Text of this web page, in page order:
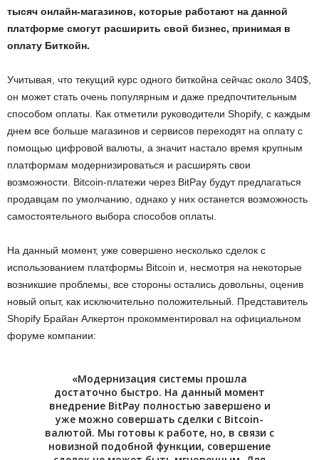
тысяч онлайн-магазинов, которые работают на данной
платформе смогут расширить свой бизнес, принимая в
оплату Биткойн.
Учитывая, что текущий курс одного биткойна сейчас около 340$,
он может стать очень популярным и даже предпочтительным
способом оплаты. Как отметили руководители Shopify, с каждым
днем все больше магазинов и сервисов переходят на оплату с
помощью цифровой валюты, а значит настало время крупным
платформам модернизироваться и расширять свои
возможности. Bitcoin-платежи через BitPay будут предлагаться
продавцам по умолчанию, однако у них останется возможность
самостоятельного выбора способов оплаты.
На данный момент, уже совершено несколько сделок с
использованием платформы Bitcoin и, несмотря на некоторые
возникшие проблемы, все стороны остались довольны, оценив
новый опыт, как исключительно положительный. Представитель
Shopify Брайан Алкертон прокомментировал на официальном
форуме компании:
«Модернизация системы прошла
достаточно быстро. На данный момент
внедрение BitPay полностью завершено и
уже можно совершать сделки с Bitcoin-
валютой. Мы готовы к работе, но, в связи с
новизной подобной функции, совершение